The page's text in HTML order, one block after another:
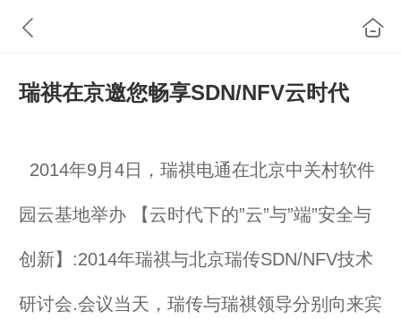
瑞祺在京邀您畅享SDN/NFV云时代
2014年9月 4日，瑞祺电通在北京中关村软件
园云基地举办 【云时代下的”云”与”端”安全与
创新】 :2014年瑞祺与北京瑞传SDN/NFV技术
研讨会.会议当天，瑞传与瑞祺领导分别向来宾